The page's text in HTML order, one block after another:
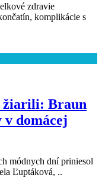
zdravie
komplikácie s
žiarili: Braun
domácej
módnych dní priniesol
Ľuptáková, ..